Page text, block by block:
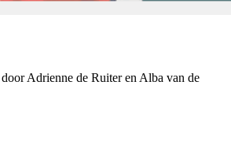
Adrienne de Ruiter en Alba van de